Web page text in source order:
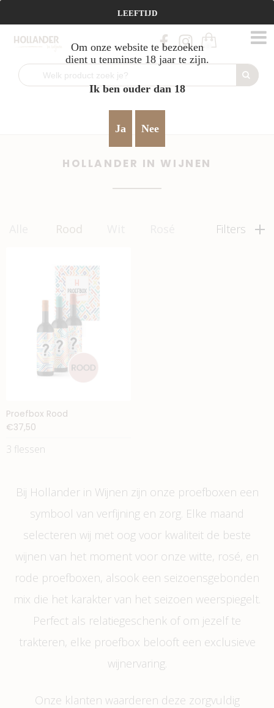
Vanaf €95 gratis verzending!
Hollander in wijnen
HOLLANDER IN WIJNEN
Rood Filters
Proefbox Rood
€37,50
3 flessen
Bij Hollander in Wijnen zijn onze proefboxen een
symbool van verfijning en zorg. Elke maand
selecteren wij met oog voor kwaliteit de beste
wijnen van het moment voor onze witte, rosé, en
rode proefboxen, alsook een seizoensgebonden
mix die het karakter van het seizoen weerspiegelt.
Perfect als relatiegeschenk of om jezelf te
trakteren, elke proefbox belooft een exclusieve
wijnervaring.
Onze klanten waarderen deze zorgvuldig
LEEFTIJD
Om onze website te bezoeken
dient u tenminste 18 jaar te zijn.
Ik ben ouder dan 18
Ja Nee